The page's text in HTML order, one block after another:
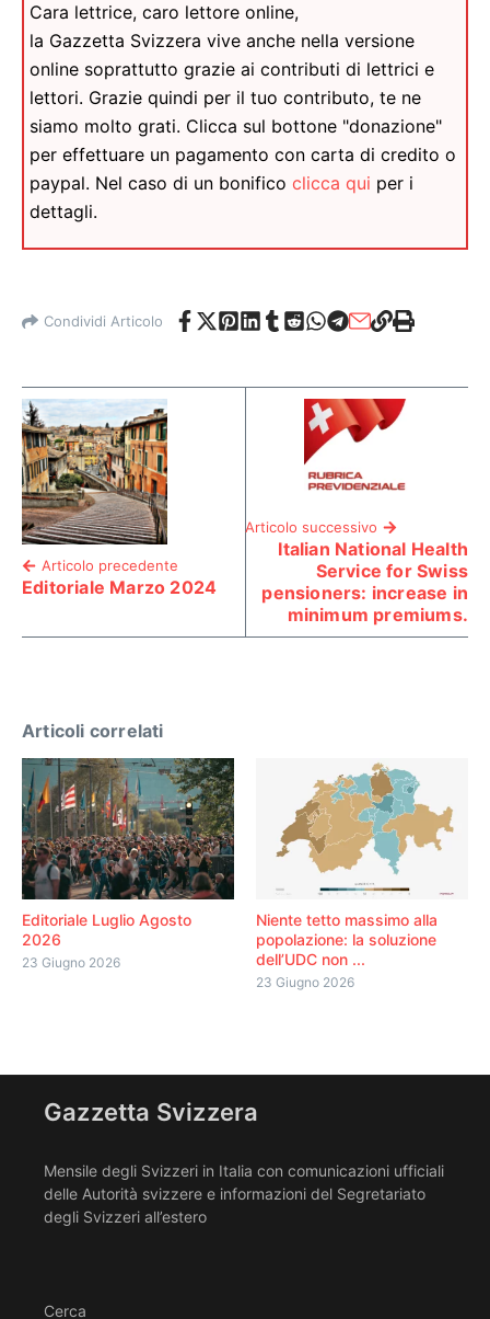
Cara lettrice, caro lettore online,
la Gazzetta Svizzera vive anche nella versione
online soprattutto grazie ai contributi di lettrici e
lettori. Grazie quindi per il tuo contributo, te ne
siamo molto grati. Clicca sul bottone "donazione"
per effettuare un pagamento con carta di credito o
paypal. Nel caso di un bonifico clicca qui per i
dettagli.
Condividi Articolo
Articolo precedente
Editoriale Marzo 2024
Articolo successivo
Italian National Health
Service for Swiss
pensioners: increase in
minimum premiums.
Articoli correlati
Editoriale Luglio Agosto
2026
23 Giugno 2026
Niente tetto massimo alla
popolazione: la soluzione
dell’UDC non ...
23 Giugno 2026
Gazzetta Svizzera
Mensile degli Svizzeri in Italia con comunicazioni ufficiali
delle Autorità svizzere e informazioni del Segretariato
degli Svizzeri all’estero
Cerca